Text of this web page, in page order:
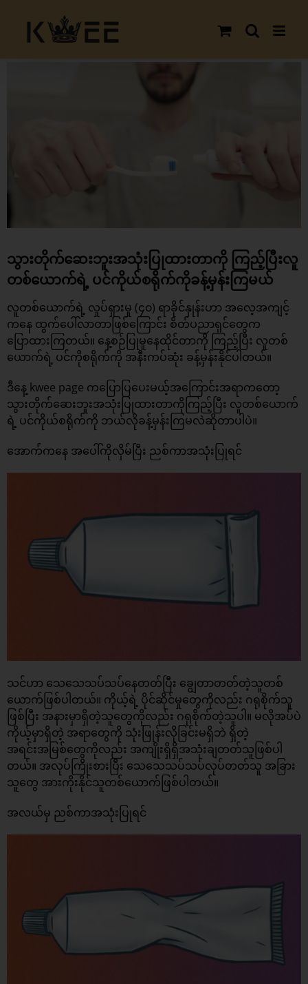
content
သွားတိုက်ဆေးဘူးအသုံးပြုထားတာကို ကြည့်ပြီးလူ
တစ်ယောက်ရဲ့ ပင်ကိုယ်စရိုက်ကိုခန့်မှန်းကြမယ်
လူတစ်ယောက်ရဲ့ လှုပ်ရှားမှု (၄၀) ရာခိုင်နှုန်းဟာ အလေ့အကျင့်
ကနေ ထွက်ပေါ်လာတာဖြစ်ကြောင်း စိတ်ပညာရှင်တွေက
ပြောထားကြတယ်။ နေ့စဉ်ပြုမူနေထိုင်တာကို ကြည့်ပြီး လူတစ်
ယောက်ရဲ့ ပင်ကိုစရိုက်ကို အနီးကပ်ဆုံး ခန့်မှန်းနိုင်ပါတယ်။
ဒီနေ့ kwee page ကပြောပြပေးမယ့်အကြောင်းအရာကတော့
သွားတိုက်ဆေးဘူးအသုံးပြုထားတာကိုကြည့်ပြီး လူတစ်ယောက်
ရဲ့ ပင်ကိုယ်စရိုက်ကို ဘယ်လိုခန့်မှန်းကြမလဲဆိုတာပါပဲ။
အောက်ကနေ အပေါ်ကိုလှိမ်ပြီး ညစ်ကာအသုံးပြုရင်
သင်ဟာ သေသေသပ်သပ်နေတတ်ပြီး ချွေတာတတ်တဲ့သူတစ်
ယောက်ဖြစ်ပါတယ်။ ကိုယ့်ရဲ့ ပိုင်ဆိုင်မှုတွေကိုလည်း ဂရုစိုက်သူ
ဖြစ်ပြီး အနားမှာရှိတဲ့သူတွေကိုလည်း ဂရုစိုက်တဲ့သူပါ။ မလိုအပ်ပဲ
ကိုယ့်မှာရှိတဲ့ အရာတွေကို သုံးဖြုန်းလိုခြင်းမရှိဘဲ ရှိတဲ့
အရင်းအမြစ်တွေကိုလည်း အကျိုးရှိရှိအသုံးချတတ်သူဖြစ်ပါ
တယ်။ အလုပ်ကြိုးစားပြီး သေသေသပ်သပ်လုပ်တတ်သူ အခြား
သူတွေ အားကိုးနိုင်သူတစ်ယောက်ဖြစ်ပါတယ်။
အလယ်မှ ညစ်ကာအသုံးပြုရင်